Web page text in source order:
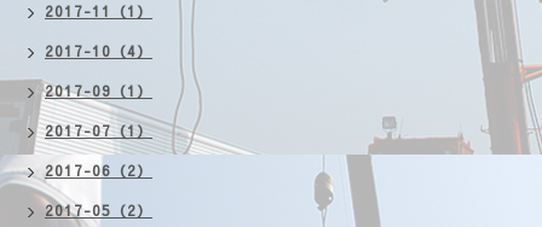
2017-11（1）
2017-10（4）
2017-09（1）
2017-07（1）
2017-06（2）
2017-05（2）